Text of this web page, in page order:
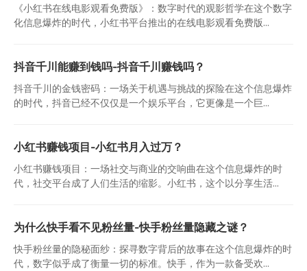
《小红书在线电影观看免费版》：数字时代的观影哲学在这个数字
化信息爆炸的时代，小红书平台推出的在线电影观看免费版...
抖音千川能赚到钱吗-抖音千川赚钱吗？
抖音千川的金钱密码：一场关于机遇与挑战的探险在这个信息爆炸
的时代，抖音已经不仅仅是一个娱乐平台，它更像是一个巨...
小红书赚钱项目-小红书月入过万？
小红书赚钱项目：一场社交与商业的交响曲在这个信息爆炸的时
代，社交平台成了人们生活的缩影。小红书，这个以分享生活...
为什么快手看不见粉丝量-快手粉丝量隐藏之谜？
快手粉丝量的隐秘面纱：探寻数字背后的故事在这个信息爆炸的时
代，数字似乎成了衡量一切的标准。快手，作为一款备受欢...